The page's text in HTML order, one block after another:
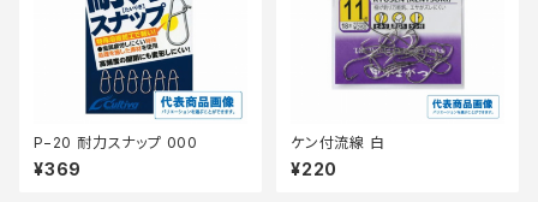
P−20 耐力スナップ 000
¥369
ケン付流線 白
¥220